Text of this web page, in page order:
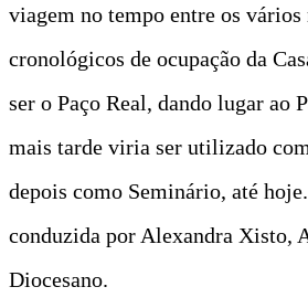
viagem no tempo entre os vários
cronológicos de ocupação da
ser o Paço Real, dando lugar ao
mais tarde viria ser utilizado
depois como Seminário, até
conduzida por Alexandra Xisto,
Diocesano.